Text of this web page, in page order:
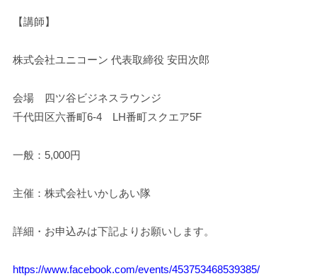
【講師】
株式会社ユニコーン 代表取締役 安田次郎
会場 四ツ谷ビジネスラウンジ
千代田区六番町6-4 LH番町スクエア5F
一般：5,000円
主催：株式会社いかしあい隊
詳細・お申込みは下記よりお願いします。
https://www.facebook.com/events/453753468539385/